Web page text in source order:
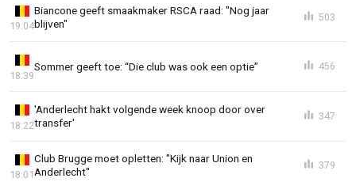
Biancone geeft smaakmaker RSCA raad: "Nog jaar
blijven"
19:04
503
Sommer geeft toe: “Die club was ook een optie”
18:39
456
'Anderlecht hakt volgende week knoop door over
transfer'
18:22
347
Club Brugge moet opletten: "Kijk naar Union en
Anderlecht"
18:01
379